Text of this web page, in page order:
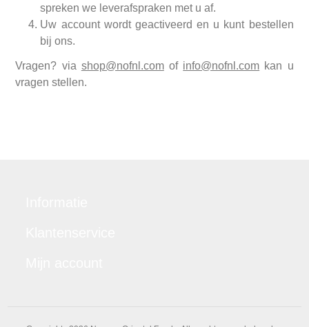
spreken we leverafspraken met u af.
Uw account wordt geactiveerd en u kunt bestellen
bij ons.
Vragen? via shop@nofnl.comof info@nofnl.com kan u
vragen stellen.